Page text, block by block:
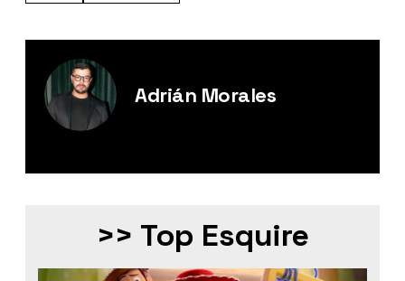
Adrián Morales
>> Top Esquire